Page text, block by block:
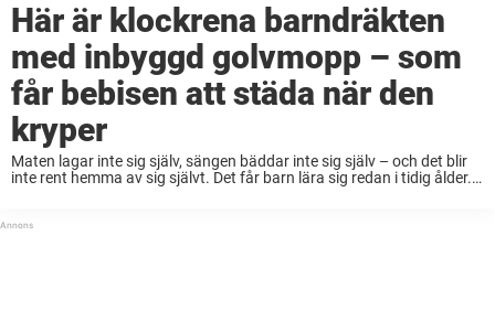
Här är klockrena barndräkten
med inbyggd golvmopp – som
får bebisen att städa när den
kryper
Maten lagar inte sig själv, sängen bäddar inte sig själv – och det blir
inte rent hemma av sig självt. Det får barn lära sig redan i tidig ålder.